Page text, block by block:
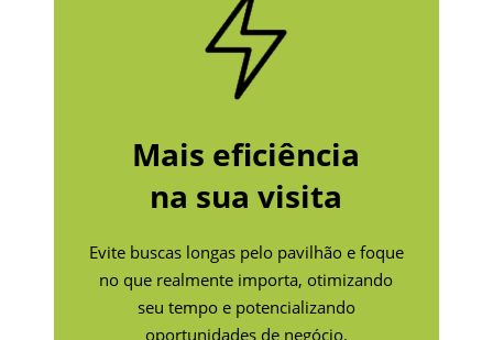
Mais eficiência
na sua visita
Evite buscas longas pelo pavilhão e foque
no que realmente importa, otimizando
seu tempo e potencializando
oportunidades de negócio.